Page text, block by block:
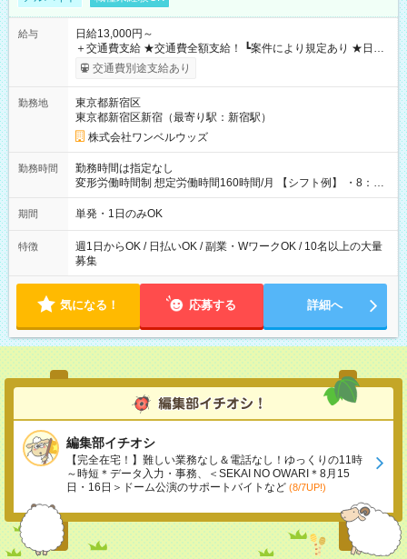
給与
日給13,000円～
＋交通費支給 ★交通費全額支給！ ┗案件により規定あり ★日払
いOK！（規定あり） ┗働いたその日に現金GET♪ お仕事後はコ
ンビニATMから 日払い分を引き落とせます！ 【試用期間】試
交通費別途支給あり
勤務地
東京都新宿区
東京都新宿区新宿（最寄り駅：新宿駅）
株式会社ワンベルウッズ
勤務時間
勤務時間は指定なし
変形労働時間制 想定労働時間160時間/月 【シフト例】 ・8：00
～21：00
期間 単発・1日のみOK
特徴
週1日からOK / 日払いOK / 副業・WワークOK / 10名以上の大量
募集
気になる！ 応募する 詳細へ
編集部イチオシ
【完全在宅！】難しい業務なし＆電話なし！ゆっくりの11時
～時短＊データ入力・事務、＜SEKAI NO OWARI＊8月15
日・16日＞ドーム公演のサポートバイトなど (8/7UP!)